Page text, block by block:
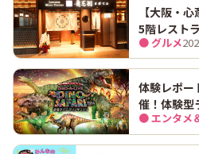
【大阪・
5階レスト
プン！ 全
な9店舗
● グルメ
体験レポー
催！体験型
ト「DINO
2026」で
● エンタメ